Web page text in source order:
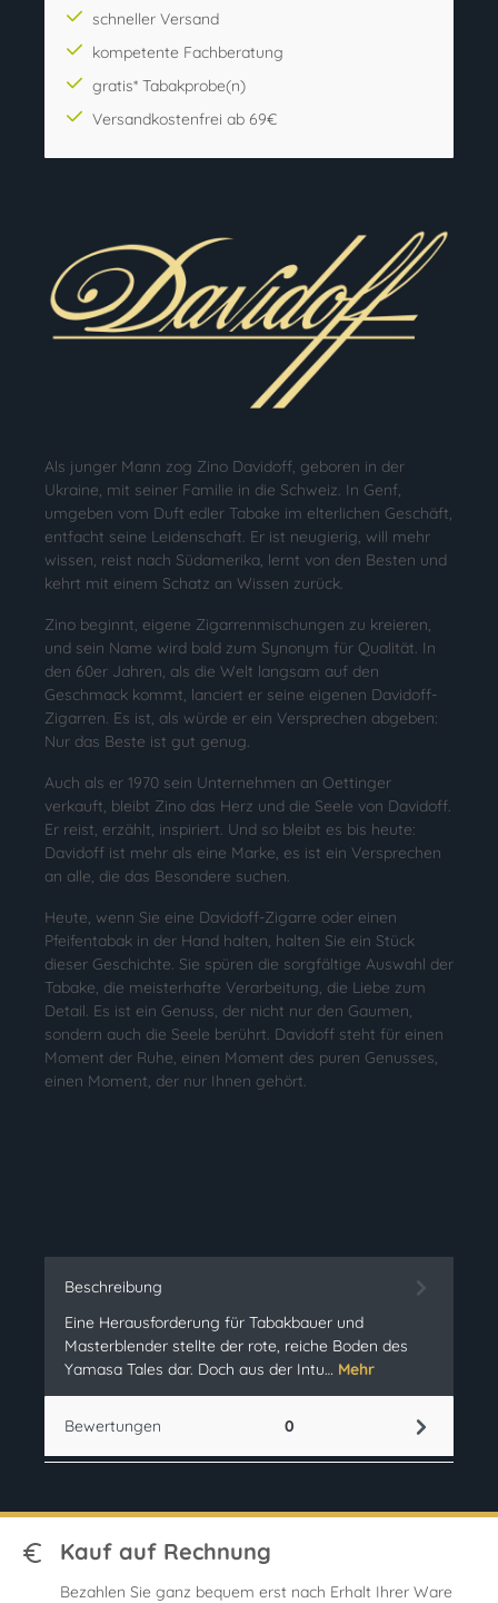
schneller Versand
kompetente Fachberatung
gratis* Tabakprobe(n)
Versandkostenfrei ab 69€
Als junger Mann zog Zino Davidoff, geboren in der
Ukraine, mit seiner Familie in die Schweiz. In Genf,
umgeben vom Duft edler Tabake im elterlichen Geschäft,
entfacht seine Leidenschaft. Er ist neugierig, will mehr
wissen, reist nach Südamerika, lernt von den Besten und
kehrt mit einem Schatz an Wissen zurück.
Zino beginnt, eigene Zigarrenmischungen zu kreieren,
und sein Name wird bald zum Synonym für Qualität. In
den 60er Jahren, als die Welt langsam auf den
Geschmack kommt, lanciert er seine eigenen Davidoff-
Zigarren. Es ist, als würde er ein Versprechen abgeben:
Nur das Beste ist gut genug.
Auch als er 1970 sein Unternehmen an Oettinger
verkauft, bleibt Zino das Herz und die Seele von Davidoff.
Er reist, erzählt, inspiriert. Und so bleibt es bis heute:
Davidoff ist mehr als eine Marke, es ist ein Versprechen
an alle, die das Besondere suchen.
Heute, wenn Sie eine Davidoff-Zigarre oder einen
Pfeifentabak in der Hand halten, halten Sie ein Stück
dieser Geschichte. Sie spüren die sorgfältige Auswahl der
Tabake, die meisterhafte Verarbeitung, die Liebe zum
Detail. Es ist ein Genuss, der nicht nur den Gaumen,
sondern auch die Seele berührt. Davidoff steht für einen
Moment der Ruhe, einen Moment des puren Genusses,
einen Moment, der nur Ihnen gehört.
Beschreibung
Eine Herausforderung für Tabakbauer und
Masterblender stellte der rote, reiche Boden des
Yamasa Tales dar. Doch aus der Intu… Mehr
Bewertungen 0
Kauf auf Rechnung
Bezahlen Sie ganz bequem erst nach Erhalt Ihrer Ware